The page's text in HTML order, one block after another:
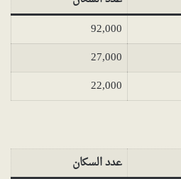
92,000
27,000
22,000
عدد السكان